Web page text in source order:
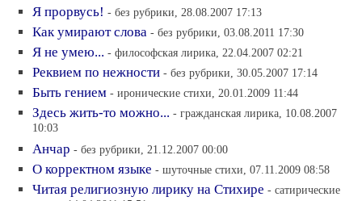
Я прорвусь! - без рубрики, 28.08.2007 17:13
Как умирают слова - без рубрики, 03.08.2011 17:30
Я не умею... - философская лирика, 22.04.2007 02:21
Реквием по нежности - без рубрики, 30.05.2007 17:14
Быть гением - иронические стихи, 20.01.2009 11:44
Здесь жить-то можно... - гражданская лирика, 10.08.2007
10:03
Анчар - без рубрики, 21.12.2007 00:00
О корректном языке - шуточные стихи, 07.11.2009 08:58
Читая религиозную лирику на Стихире - сатирические